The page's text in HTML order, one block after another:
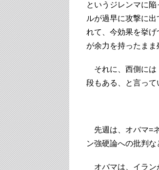
というジレンマに
ルが過早に攻撃に
れて、今効果を挙
が余力を持ったまま
それに、西側には
段もある、と言って
先週は、オバマ=
ン強硬論への批判
オバマは、イラン